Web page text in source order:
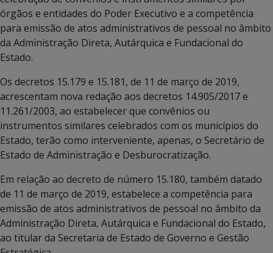
órgãos e entidades do Poder Executivo e a competência
para emissão de atos administrativos de pessoal no âmbito
da Administração Direta, Autárquica e Fundacional do
Estado.
Os decretos 15.179 e 15.181, de 11 de março de 2019,
acrescentam nova redação aos decretos 14.905/2017 e
11.261/2003, ao estabelecer que convênios ou
instrumentos similares celebrados com os municípios do
Estado, terão como interveniente, apenas, o Secretário de
Estado de Administração e Desburocratização.
Em relação ao decreto de número 15.180, também datado
de 11 de março de 2019, estabelece a competência para
emissão de atos administrativos de pessoal no âmbito da
Administração Direta, Autárquica e Fundacional do Estado,
ao titular da Secretaria de Estado de Governo e Gestão